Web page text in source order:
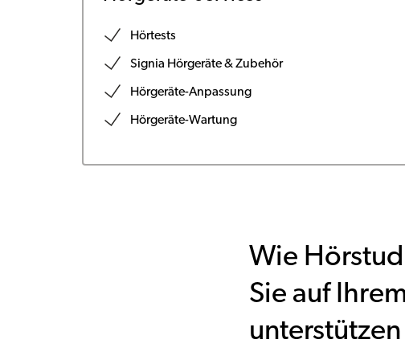
Hörtests
Signia Hörgeräte & Zubehör
Hörgeräte-Anpassung
Hörgeräte-Wartung
Wie
Sie auf